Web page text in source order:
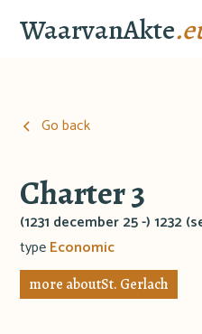
WaarvanAkte
Go back
Charter 3
(1231 december 25 -) 1232
typeEconomic
more aboutSt. Gerlach